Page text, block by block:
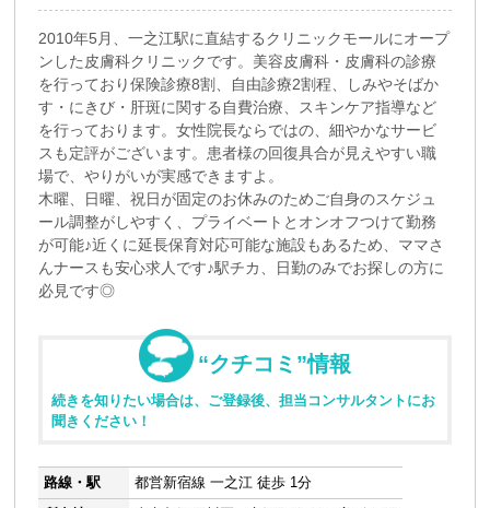
2010年5月、一之江駅に直結するクリニックモールにオープ
ンした皮膚科クリニックです。美容皮膚科・皮膚科の診療
を行っており保険診療8割、自由診療2割程、しみやそばか
す・にきび・肝斑に関する自費治療、スキンケア指導など
を行っております。女性院長ならではの、細やかなサービ
スも定評がございます。患者様の回復具合が見えやすい職
場で、やりがいが実感できますよ。
木曜、日曜、祝日が固定のお休みのためご自身のスケジュ
ール調整がしやすく、プライベートとオンオフつけて勤務
が可能♪近くに延長保育対応可能な施設もあるため、ママさ
んナースも安心求人です♪駅チカ、日勤のみでお探しの方に
必見です◎
“クチコミ”情報
続きを知りたい場合は、ご登録後、担当コンサルタントにお
聞きください！
路線・駅
都営新宿線 一之江 徒歩 1分